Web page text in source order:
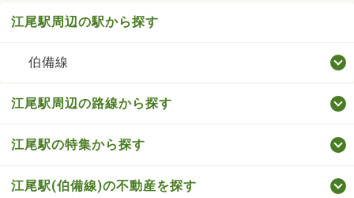
江尾駅周辺の駅から探す
伯備線
江尾駅周辺の路線から探す
江尾駅の特集から探す
江尾駅(伯備線)の不動産を探す